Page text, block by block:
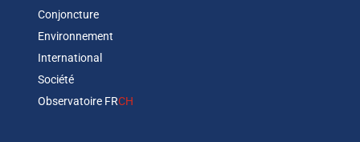
Conjoncture
Environnement
International
Société
Observatoire FRCH